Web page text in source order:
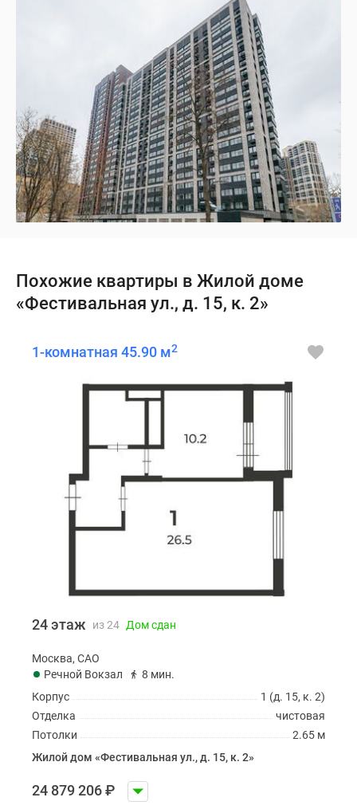
Похожие квартиры в Жилой доме
«Фестивальная ул., д. 15, к. 2»
1-комнатная 45.90 м2
24 этаж из 24 Дом сдан
Москва, САО
Речной Вокзал
8 мин.
1 (д. 15, к. 2)
Корпус
чистовая
Отделка
2.65 м
Потолки
Жилой дом «Фестивальная ул., д. 15, к. 2»
24 879 206₽